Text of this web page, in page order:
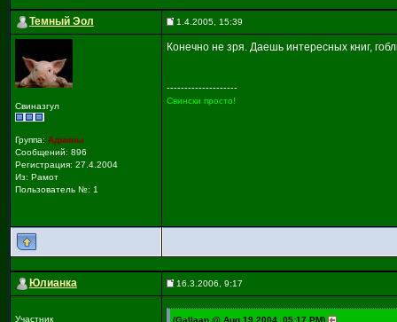
Темный Эол 1.4.2005, 15:39
Свиназгул
Группа: Админы
Сообщений: 896
Регистрация: 27.4.2004
Из: Рамот
Пользователь №: 1
Конечно не зря. Даешь интересных книг,
--------------------
Свински просто!
Юлианка 16.3.2006, 9:17
Участник (Gallaan @ Aug 19 2004, 05:17 PM)